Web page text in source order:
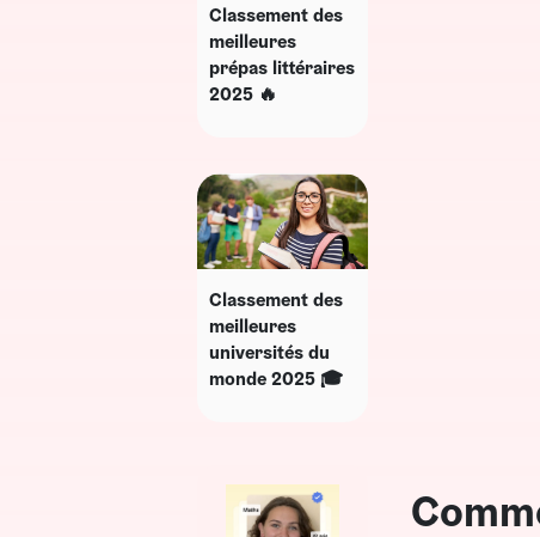
Classement des
meilleures
prépas littéraires
2025 🔥
Classement des
meilleures
universités du
monde 2025 🎓